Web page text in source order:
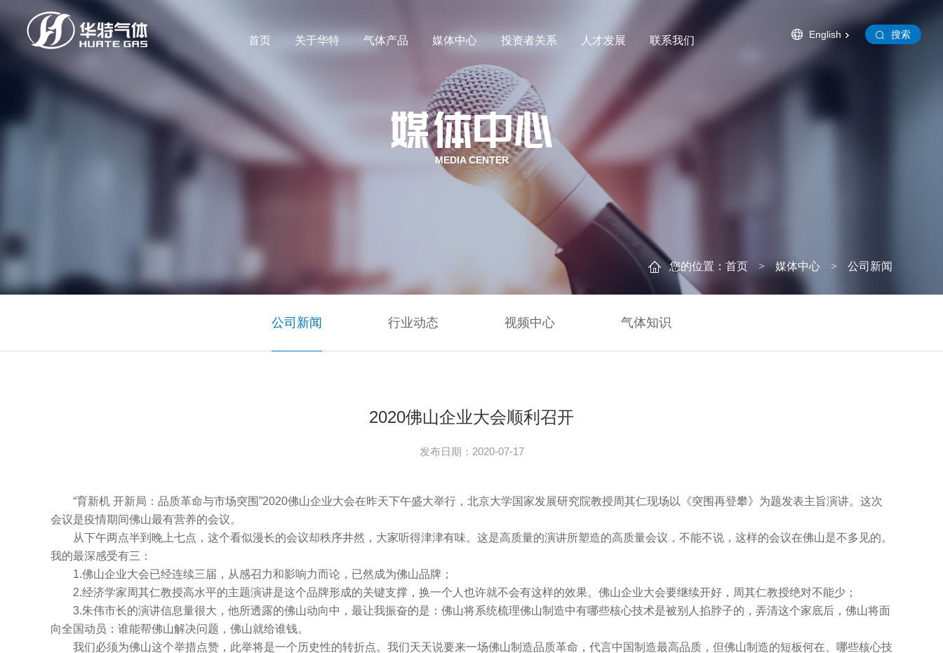
English 搜索
首页 关于华特
董事长致辞 企业文化 发展历程 合作伙伴 旗下公司
气体产品 媒体中心
行业动态 视频中心 气体知识
投资者关系
投资者关系 社会责任
人才发展
人才理念
联系我们
MEDIA CENTER
您的位置： 首页 > 媒体中心 > 公司新闻
公司新闻 行业动态 视频中心 气体知识
2020佛山企业大会顺利召开
发布日期：2020-07-17
“育新机 开新局：品质革命与市场突围”2020佛山企业大会在昨天下午盛大举行，北京大学国家发展研究院教授周其仁现场以《突围再登攀》为题发表主旨演讲。这次
会议是疫情期间佛山最有营养的会议。
从下午两点半到晚上七点，这个看似漫长的会议却秩序井然，大家听得津津有味。这是高质量的演讲所塑造的高质量会议，不能不说，这样的会议在佛山是不多见的。
我的最深感受有三：
1.佛山企业大会已经连续三届，从感召力和影响力而论，已然成为佛山品牌；
2.经济学家周其仁教授高水平的主题演讲是这个品牌形成的关键支撑，换一个人也许就不会有这样的效果。佛山企业大会要继续开好，周其仁教授绝对不能少；
3.朱伟市长的演讲信息量很大，他所透露的佛山动向中，最让我振奋的是：佛山将系统梳理佛山制造中有哪些核心技术是被别人掐脖子的，弄清这个家底后，佛山将面
向全国动员：谁能帮佛山解决问题，佛山就给谁钱。
我们必须为佛山这个举措点赞，此举将是一个历史性的转折点。我们天天说要来一场佛山制造品质革命，代言中国制造最高品质，但佛山制造的短板何在、哪些核心技